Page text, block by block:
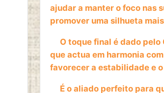
ajudar a manter o foco nas
promover uma silhueta
O toque final é dado pelo
que actua em harmonia
favorecer a estabilidade e
É o aliado perfeito para